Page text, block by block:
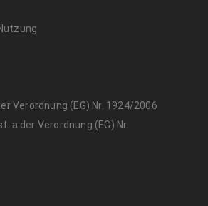
Verordnung (EG) Nr. 1924/2006
a der Verordnung (EG) Nr.